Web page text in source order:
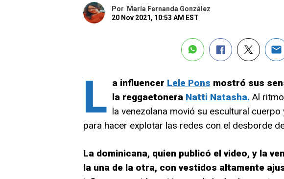
Por
María Fernanda González
20 Nov 2021, 10:53 AM EST
L a influencer Lele Pons mostró sus
la reggaetonera Natti Natasha. Al
la venezolana movió su escultural
para hacer explotar las redes con el desborde
La dominicana, quien publicó el video, y la
la una de la otra, con vestidos altamente